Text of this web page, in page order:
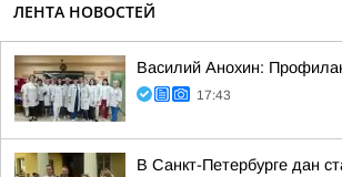
ЛЕНТА НОВОСТЕЙ
Василий Анохин:
17:43
В Санкт-Петербурге дан